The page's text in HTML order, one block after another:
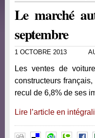
Le marché
septembre
1 OCTOBRE 2013
Les ventes de
constructeurs
recul de 6,8% de ses
Lire l’article en